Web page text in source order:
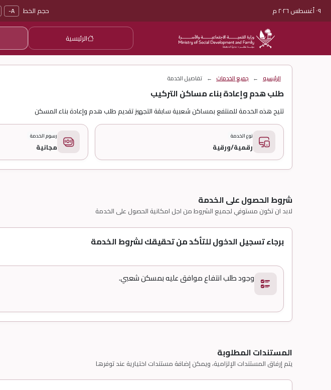
٠٩ أغسطس ٢٠٢٦ م حجم الخط A-
الرئيسية
الرئيسيه ← جميع الخدمات ← تفاصيل الخدمة
طلب هدم وإعادة بناء مساكن التركيب
تتيح هذه الخدمة للمنتفع بمساكن شعبية سابقة التجهيز تقديم طلب هدم وإعادة بناء المسكن
نوع الخدمة
رقمية/ورقية
رسوم الخدمة
مجانية
شروط الحصول على الخدمة
لابد ان تكون مستوفي لجميع الشروط من اجل امكانية الحصول على الخدمة
برجاء تسجيل الدخول للتأكد من تحقيقك لشروط الخدمة
.وجود طلب انتفاع موافق عليه بمسكن شعبي
المستندات المطلوبة
يتم إرفاق المستندات الإلزامية، ويمكن إضافة مستندات اختيارية عند توفرها